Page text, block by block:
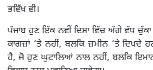
ਭਵਿੱਖ ਵੀ।
ਪੰਜਾਬ ਹੁਣ ਇੱਕ ਨਵੀਂ ਦਿਸ਼ਾ ਵਿੱਚ ਅੱਗੇ ਵੱਧ
ਕਾਗਜ਼ਾਂ ‘ਤੇ ਨਹੀਂ, ਬਲਕਿ ਜ਼ਮੀਨ ‘ਤੇ ਦਿਖਦੇ
ਹੈ, ਜੋ ਹੁਣ ਘੁਟਾਲਿਆਂ ਨਾਲ ਨਹੀਂ, ਬਲਕਿ